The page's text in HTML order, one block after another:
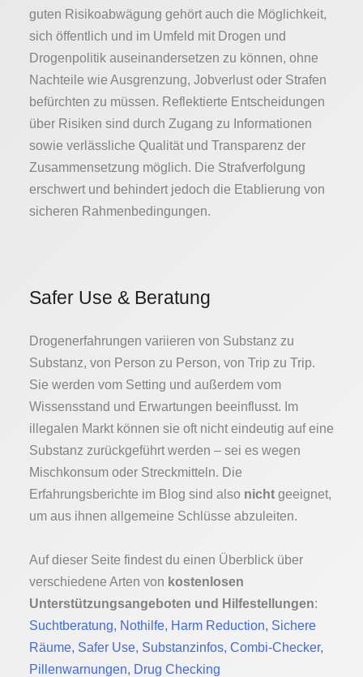
guten Risikoabwägung gehört auch die Möglichkeit,
sich öffentlich und im Umfeld mit Drogen und
Drogenpolitik auseinandersetzen zu können, ohne
Nachteile wie Ausgrenzung, Jobverlust oder Strafen
befürchten zu müssen. Reflektierte Entscheidungen
über Risiken sind durch Zugang zu Informationen
sowie verlässliche Qualität und Transparenz der
Zusammensetzung möglich. Die Strafverfolgung
erschwert und behindert jedoch die Etablierung von
sicheren Rahmenbedingungen.
Safer Use & Beratung
Drogenerfahrungen variieren von Substanz zu
Substanz, von Person zu Person, von Trip zu Trip.
Sie werden vom Setting und außerdem vom
Wissensstand und Erwartungen beeinflusst. Im
illegalen Markt können sie oft nicht eindeutig auf eine
Substanz zurückgeführt werden – sei es wegen
Mischkonsum oder Streckmitteln. Die
Erfahrungsberichte im Blog sind also nicht geeignet,
um aus ihnen allgemeine Schlüsse abzuleiten.
Auf dieser Seite findest du einen Überblick über
verschiedene Arten von kostenlosen
Unterstützungsangeboten und Hilfestellungen:
Suchtberatung, Nothilfe, Harm Reduction, Sichere
Räume, Safer Use, Substanzinfos, Combi-Checker,
Pillenwarnungen, Drug Checking